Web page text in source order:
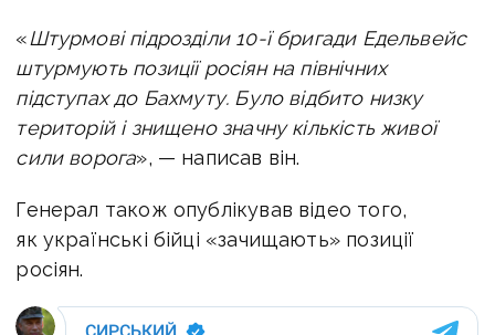
«Штурмові підрозділи 10-ї бригади Едельвейс
штурмують позиції росіян на північних
підступах до Бахмуту. Було відбито низку
територій і знищено значну кількість живої
сили ворога», — написав він.
Генерал також опублікував відео того,
як українські бійці «зачищають» позиції
росіян.